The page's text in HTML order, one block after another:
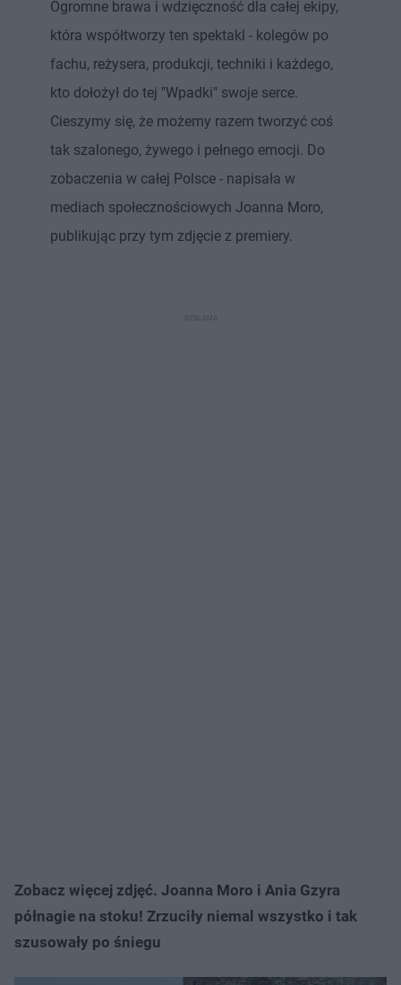
Ogromne brawa i wdzięczność dla całej ekipy,
która współtworzy ten spektakl - kolegów po
fachu, reżysera, produkcji, techniki i każdego,
kto dołożył do tej "Wpadki" swoje serce.
Cieszymy się, że możemy razem tworzyć coś
tak szalonego, żywego i pełnego emocji. Do
zobaczenia w całej Polsce - napisała w
mediach społecznościowych Joanna Moro,
publikując przy tym zdjęcie z premiery.
Zobacz więcej zdjęć. Joanna Moro i Ania Gzyra
półnagie na stoku! Zrzuciły niemal wszystko i tak
szusowały po śniegu